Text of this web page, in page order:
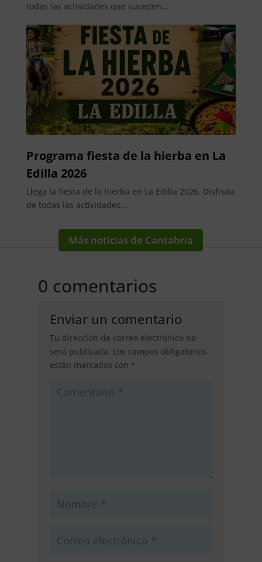
todas las actividades que suceden...
Programa fiesta de la hierba en La
Edilla 2026
Llega la fiesta de la hierba en La Edilla 2026. Disfruta
de todas las actividades...
Más noticias de Cantabria
0 comentarios
Enviar un comentario
Tu dirección de correo electrónico no
será publicada. Los campos obligatorios
están marcados con *